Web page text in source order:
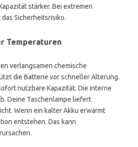
stärker. Bei extremen
Sicherheitsrisiko.
Temperaturen
verlangsamen chemische
die Batterie vor schneller Alterung.
nutzbare Kapazität. Die interne
Deine Taschenlampe liefert
Wenn ein kalter Akku erwärmt
entstehen. Das kann